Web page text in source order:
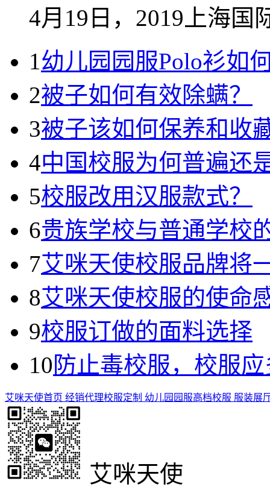
4月19日，2019上海国
1幼儿园园服Polo衫如
2被子如何有效除螨？
3被子该如何保养和收
4中国校服为何普遍还
5校服改用汉服款式？
6贵族学校与普通学校
7艾咪天使校服品牌将
8艾咪天使校服的使命
9校服订做的面料选择
10防止毒校服，校服
艾咪天使首页 经销代理校服定制 幼儿园园服高档校服 服装展
艾咪天使